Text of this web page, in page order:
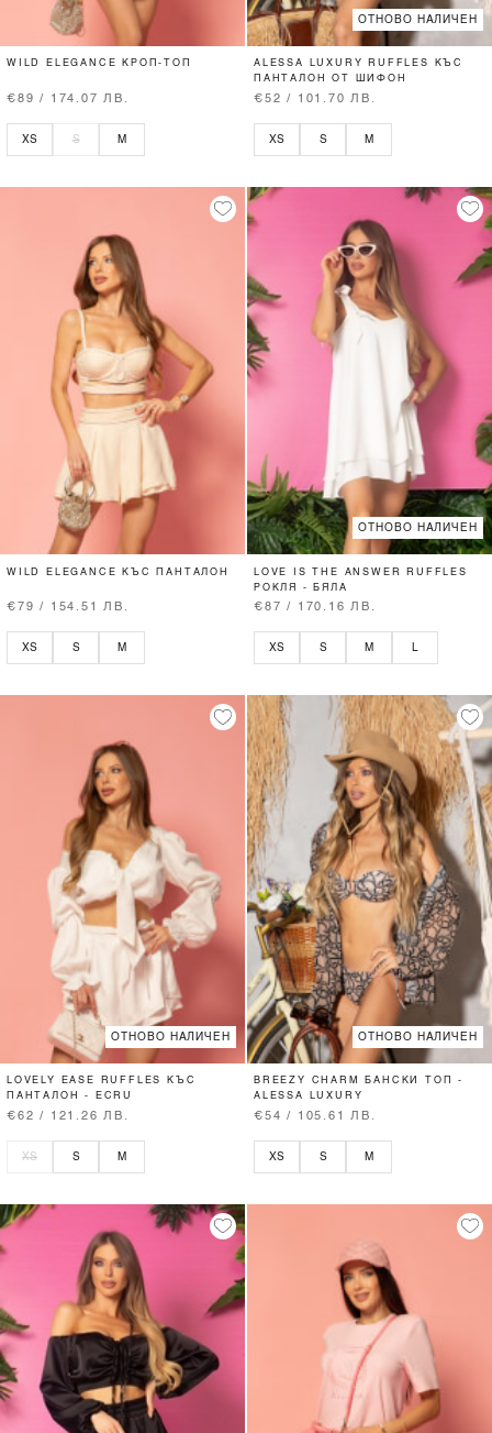
WILD ELEGANCE КРОП-ТОП
€89 / 174.07 ЛВ.
XS S M
ОТНОВО НАЛИЧЕН
ALESSA LUXURY RUFFLES КЪС
ПАНТАЛОН ОТ ШИФОН
€52 / 101.70 ЛВ.
XS S M
WILD ELEGANCE КЪС ПАНТАЛОН
€79 / 154.51 ЛВ.
XS S M
ОТНОВО НАЛИЧЕН
LOVE IS THE ANSWER RUFFLES
РОКЛЯ - БЯЛА
€87 / 170.16 ЛВ.
XS S M L
ОТНОВО НАЛИЧЕН
LOVELY EASE RUFFLES КЪС
ПАНТАЛОН - ECRU
€62 / 121.26 ЛВ.
XS S M
ОТНОВО НАЛИЧЕН
BREEZY CHARM БАНСКИ ТОП -
ALESSA LUXURY
€54 / 105.61 ЛВ.
XS S M